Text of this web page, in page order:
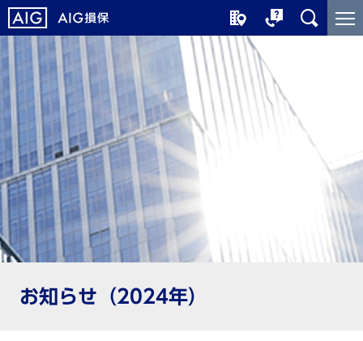
メ
イ
ン
コ
ン
テ
ン
ツ
に
ジ
ャ
ン
プ
こ
こ
か
ら
メ
イ
ン
コ
ン
テ
ン
ツ
で
お知らせ（2024年）